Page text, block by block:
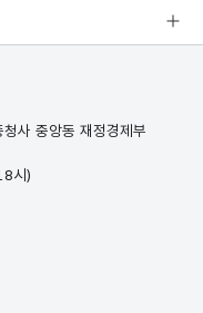
사 중앙동 재정경제부
시)